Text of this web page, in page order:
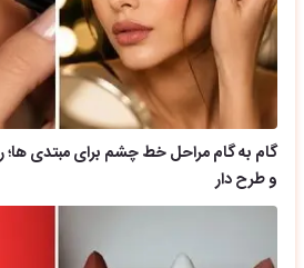
گام به گام مراحل خط چشم برای مبتدی
و طرح دار